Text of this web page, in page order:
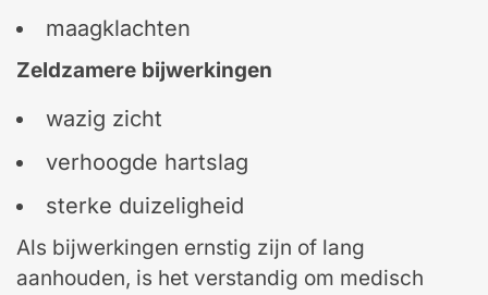
maagklachten
Zeldzamere bijwerkingen
wazig zicht
verhoogde hartslag
sterke duizeligheid
Als bijwerkingen ernstig zijn of lang
aanhouden, is het verstandig om medisch